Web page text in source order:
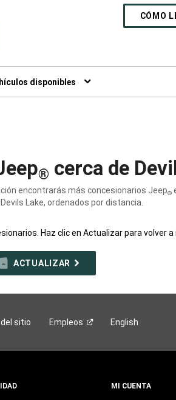
CÓMO
disponibles
® cerca de
encontrarás más concesionarios Jeep®
Lake, ordenados por distancia.
Haz clic en Actualizar para volver
ACTUALIZAR
sitio Empleos English
MI CUENTA